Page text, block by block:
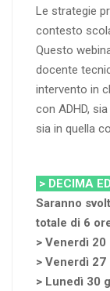
Le strategie
contesto
Questo
docente
intervento in
con ADHD,
sia in quella
> DECIMA
Saranno
totale di 6
> Venerdì
> Venerdì
> Lunedì 30